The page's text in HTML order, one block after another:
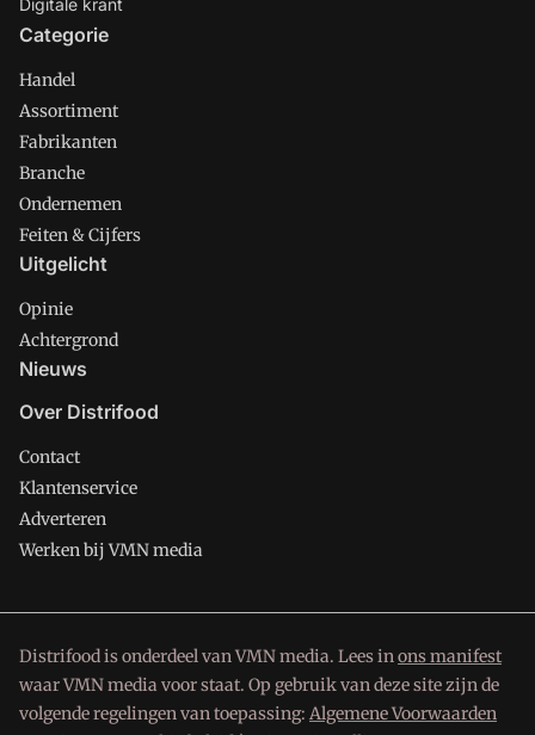
Digitale krant
Categorie
Handel
Assortiment
Fabrikanten
Branche
Ondernemen
Feiten & Cijfers
Uitgelicht
Opinie
Achtergrond
Nieuws
Over Distrifood
Contact
Klantenservice
Adverteren
Werken bij VMN media
Distrifood is onderdeel van VMN media. Lees inons manifest
waar VMN media voor staat. Op gebruik van deze site zijn de
volgende regelingen van toepassing: Algemene Voorwaarden